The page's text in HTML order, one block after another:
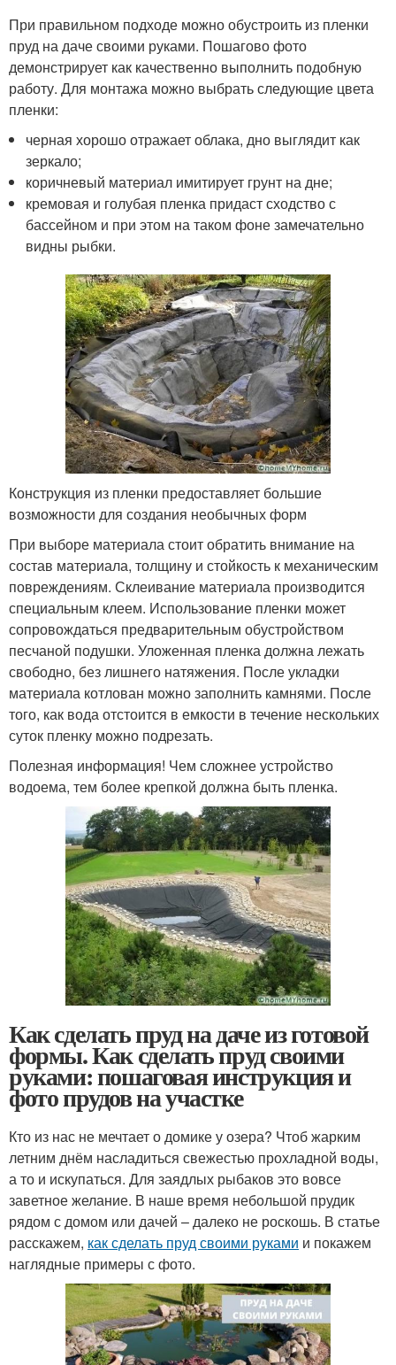
При правильном подходе можно обустроить из пленки
пруд на даче своими руками. Пошагово фото
демонстрирует как качественно выполнить подобную
работу. Для монтажа можно выбрать следующие цвета
пленки:
черная хорошо отражает облака, дно выглядит как
зеркало;
коричневый материал имитирует грунт на дне;
кремовая и голубая пленка придаст сходство с
бассейном и при этом на таком фоне замечательно
видны рыбки.
Конструкция из пленки предоставляет большие
возможности для создания необычных форм
При выборе материала стоит обратить внимание на
состав материала, толщину и стойкость к механическим
повреждениям. Склеивание материала производится
специальным клеем. Использование пленки может
сопровождаться предварительным обустройством
песчаной подушки. Уложенная пленка должна лежать
свободно, без лишнего натяжения. После укладки
материала котлован можно заполнить камнями. После
того, как вода отстоится в емкости в течение нескольких
суток пленку можно подрезать.
Полезная информация! Чем сложнее устройство
водоема, тем более крепкой должна быть пленка.
Как сделать пруд на даче из готовой
формы. Как сделать пруд своими
руками: пошаговая инструкция и
фото прудов на участке
Кто из нас не мечтает о домике у озера? Чтоб жарким
летним днём насладиться свежестью прохладной воды,
а то и искупаться. Для заядлых рыбаков это вовсе
заветное желание. В наше время небольшой прудик
рядом с домом или дачей – далеко не роскошь. В статье
расскажем, как сделать пруд своими руками и покажем
наглядные примеры с фото.